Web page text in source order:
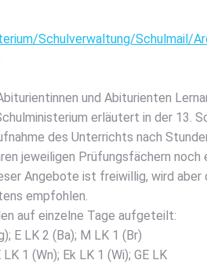
Schulverwaltung/Schulmail/
und Abitu­ri­en­ten
erläu­tert in der 13.
des Unter­richts nach
jewei­li­gen Prü­fungs­fä­chern noch
Ange­bo­te ist frei­wil­lig, wird
emp­foh­len.
auf ein­zel­ne Tage auf­ge­teilt:
E LK 2 (Ba); M LK 1 (Br)
1 (Wn); Ek LK 1 (Wi); GE LK